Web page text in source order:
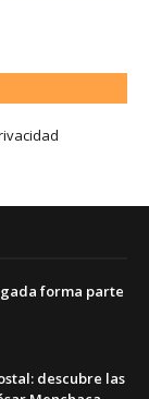
forma parte
descubre las